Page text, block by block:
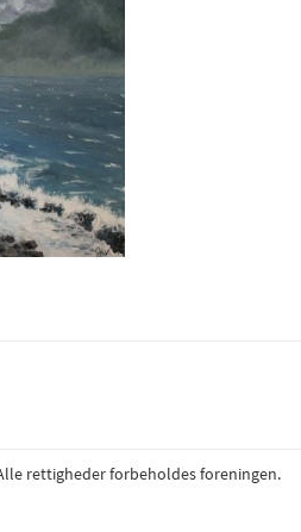
rettigheder forbeholdes foreningen.